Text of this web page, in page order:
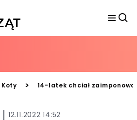
Koty > 14-latek chciał
12.11.2022 14:52